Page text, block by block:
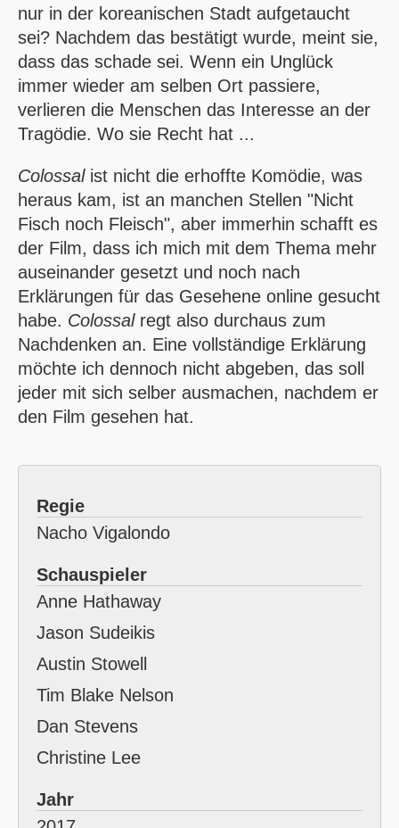
nur in der koreanischen Stadt aufgetaucht
sei? Nachdem das bestätigt wurde, meint sie,
dass das schade sei. Wenn ein Unglück
immer wieder am selben Ort passiere,
verlieren die Menschen das Interesse an der
Tragödie. Wo sie Recht hat ...
Colossalist nicht die erhoffte Komödie, was
heraus kam, ist an manchen Stellen "Nicht
Fisch noch Fleisch", aber immerhin schafft es
der Film, dass ich mich mit dem Thema mehr
auseinander gesetzt und noch nach
Erklärungen für das Gesehene online gesucht
habe. Colossalregt also durchaus zum
Nachdenken an. Eine vollständige Erklärung
möchte ich dennoch nicht abgeben, das soll
jeder mit sich selber ausmachen, nachdem er
den Film gesehen hat.
Regie
Nacho Vigalondo
Schauspieler
Anne Hathaway
Jason Sudeikis
Austin Stowell
Tim Blake Nelson
Dan Stevens
Christine Lee
Jahr